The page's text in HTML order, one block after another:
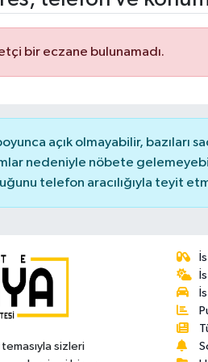
bir eczane bulunamadı.
açık olmayabilir, bazıları
nedeniyle nöbete
telefon aracılığıyla teyit
sizleri